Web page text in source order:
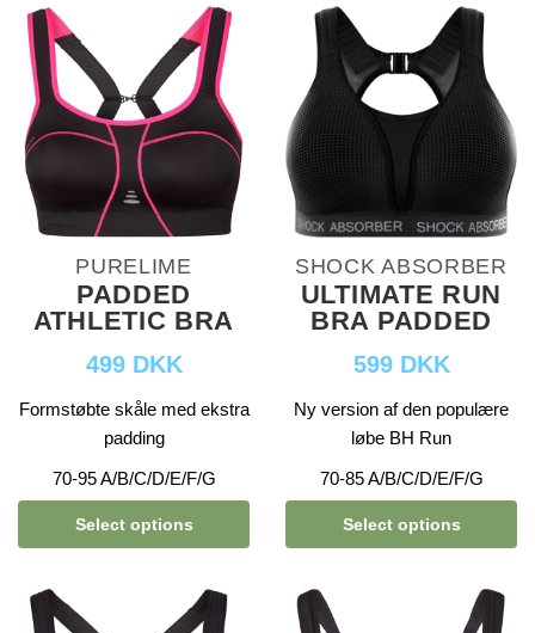
PURELIME
PADDED
ATHLETIC BRA
499 DKK
Formstøbte skåle med ekstra
padding
70-95 A/B/C/D/E/F/G
Select options
SHOCK ABSORBER
ULTIMATE RUN
BRA PADDED
599 DKK
Ny version af den populære
løbe BH Run
70-85 A/B/C/D/E/F/G
Select options